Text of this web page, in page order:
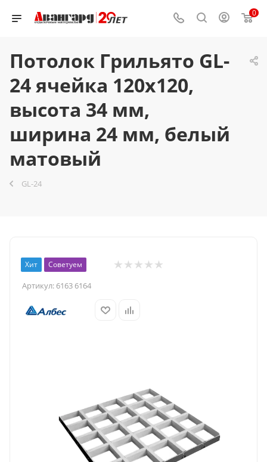
0
Потолок Грильято GL-
24 ячейка 120x120,
высота 34 мм,
ширина 24 мм, белый
матовый
GL-24
Хит Советуем
Артикул: 6163 6164